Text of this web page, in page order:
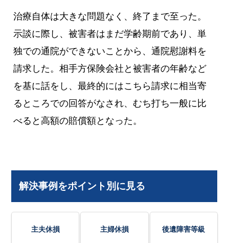
治療自体は大きな問題なく、終了まで至った。
示談に際し、被害者はまだ学齢期前であり、単
独での通院ができないことから、通院慰謝料を
請求した。相手方保険会社と被害者の年齢など
を基に話をし、最終的にはこちら請求に相当寄
るところでの回答がなされ、むち打ち一般に比
べると高額の賠償額となった。
解決事例をポイント別に見る
主夫休損 主婦休損 後遺障害等級